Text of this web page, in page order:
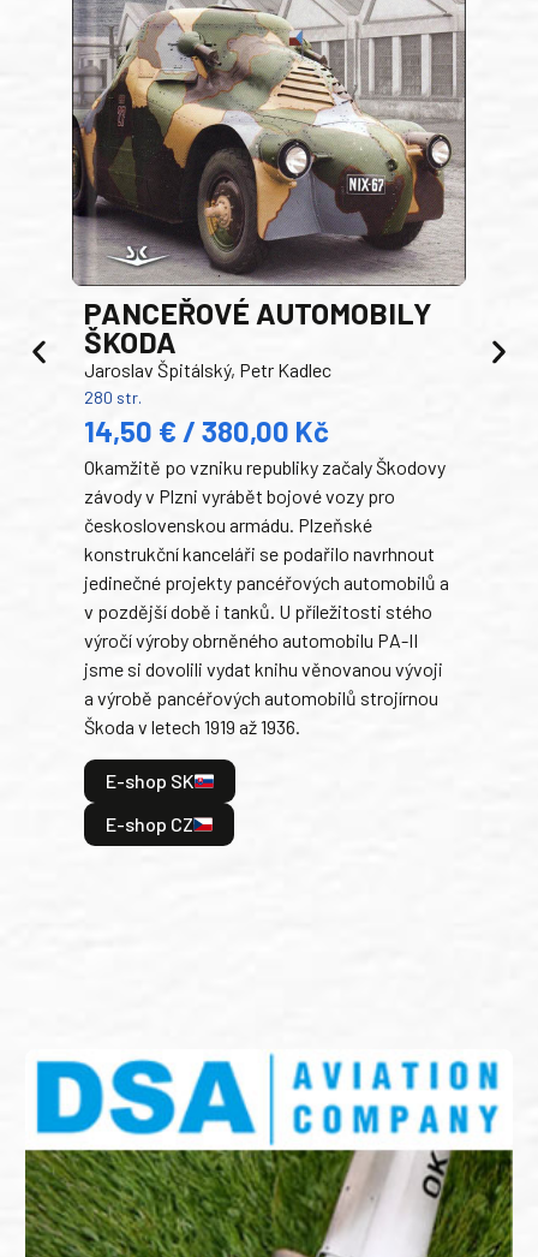
PANCEŘOVÉ AUTOMOBILY
ŠKODA
Jaroslav Špitálský, Petr Kadlec
280 str.
14,50 € / 380,00 Kč
Okamžitě po vzniku republiky začaly Škodovy
závody v Plzni vyrábět bojové vozy pro
československou armádu. Plzeňské
konstrukční kanceláři se podařilo navrhnout
jedinečné projekty pancéřových automobilů a
v pozdější době i tanků. U příležitosti stého
výročí výroby obrněného automobilu PA-II
jsme si dovolili vydat knihu věnovanou vývoji
a výrobě pancéřových automobilů strojírnou
Škoda v letech 1919 až 1936.
E-shop SK
E-shop CZ